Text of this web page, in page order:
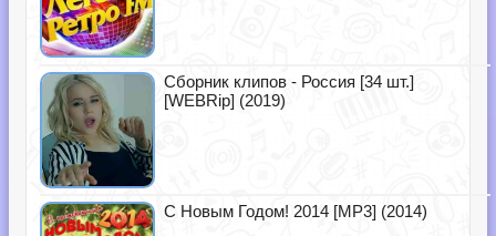
Сборник клипов - Россия [34 шт.]
[WEBRip] (2019)
С Новым Годом! 2014 [MP3] (2014)